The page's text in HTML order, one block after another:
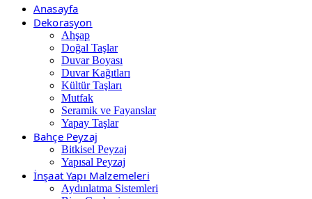
Anasayfa
Dekorasyon
Ahşap
Doğal Taşlar
Duvar Boyası
Duvar Kağıtları
Kültür Taşları
Mutfak
Seramik ve Fayanslar
Yapay Taşlar
Bahçe Peyzaj
Bitkisel Peyzaj
Yapısal Peyzaj
İnşaat Yapı Malzemeleri
Aydınlatma Sistemleri